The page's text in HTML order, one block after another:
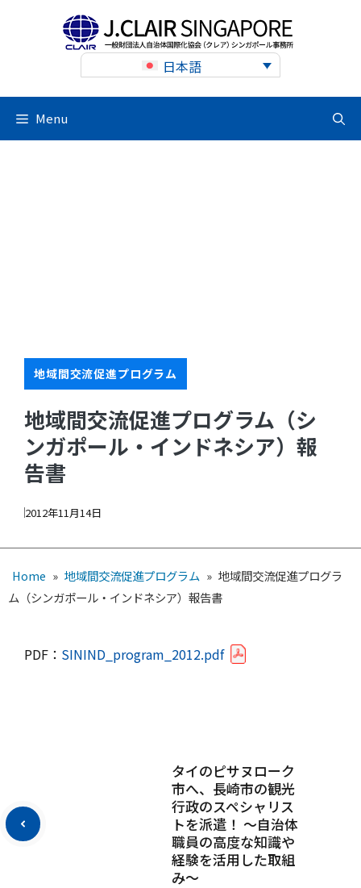
日本語
Menu
地域間交流促進プログラム
地域間交流促進プログラム（シ
ンガポール・インドネシア）報
告書
2012年11月14日
Home » 地域間交流促進プログラム » 地域間交流促進プログラ
ム（シンガポール・インドネシア）報告書
PDF： SININD_program_2012.pdf
タイのピサヌローク
市へ、長崎市の観光
行政のスペシャリス
トを派遣！ ～自治体
職員の高度な知識や
経験を活用した取組
み～